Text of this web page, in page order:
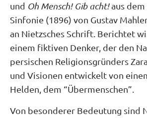
und Oh Mensch! Gib acht!aus dem
Sinfonie (1896) von Gustav
an Nietzsches Schrift. Berichtet
einem fiktiven Denker, der den
persischen Religionsgründers
und Visionen entwickelt von
Helden, dem “Übermenschen”.
Von besonderer Bedeutung sind